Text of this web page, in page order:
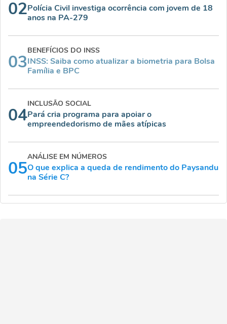
02Polícia Civil investiga ocorrência com jovem de 18
anos na PA-279
03
BENEFÍCIOS DO INSS
INSS: Saiba como atualizar a biometria para Bolsa
Família e BPC
04
INCLUSÃO SOCIAL
Pará cria programa para apoiar o
empreendedorismo de mães atípicas
05
ANÁLISE EM NÚMEROS
O que explica a queda de rendimento do Paysandu
na Série C?